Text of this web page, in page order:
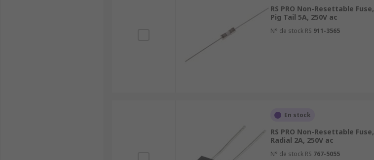
RS PRO Non-Resettable Fuse,
Pig Tail 5A, 250V ac
N° de stock RS 911-3565
En stock
RS PRO Non-Resettable Fuse,
Radial 2A, 250V ac
N° de stock RS 767-5055